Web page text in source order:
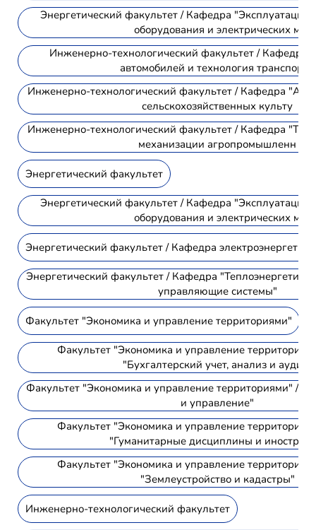
Энергетический факультет / Кафедра "Эксплуатация
оборудования и электрических м
Инженерно-технологический факультет / Кафедра
автомобилей и технология транспортн
Инженерно-технологический факультет / Кафедра
сельскохозяйственных культу
Инженерно-технологический факультет / Кафедра
механизации агропромышленн
Энергетический факультет
Энергетический факультет / Кафедра "Эксплуатация
оборудования и электрических м
Энергетический факультет / Кафедра
Энергетический факультет / Кафедра
управляющие системы"
Факультет "Экономика и управление территориями"
Факультет "Экономика и управление
"Бухгалтерский учет, анализ и аудит"
Факультет "Экономика и управление территориями" /
и управление"
Факультет "Экономика и управление
"Гуманитарные дисциплины и
Факультет "Экономика и управление
"Землеустройство и кадастры"
Инженерно-технологический факультет